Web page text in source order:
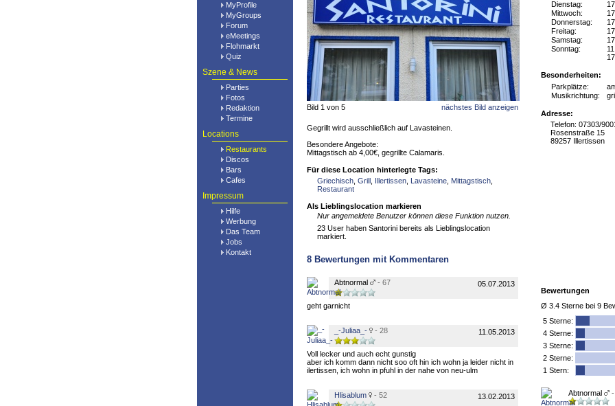
MyProfile
MyGroups
Forum
eMeetings
Flohmarkt
Quiz
Szene & News
Parties
Fotos
Redaktion
Termine
Locations
Restaurants
Discos
Bars
Cafes
Impressum
Hilfe
Werbung
Das Team
Jobs
Kontakt
Dienstag:
Mittwoch:
Donnerstag:
Freitag:
Samstag:
Sonntag:
Besonderheiten:
Parkplätze:
Musikrichtung:
Adresse:
Telefon: 07303/
Rosenstraße 15
89257 Illertissen
Bewertungen
Ø 3.4 Sterne bei 9
5 Sterne:
4 Sterne:
3 Sterne:
2 Sterne:
1 Stern:
Abtnormal
Bild 1 von 5 nächstes Bild anzeigen
Gegrillt wird ausschließlich auf Lavasteinen.
Besondere Angebote:
Mittagstisch ab 4,00€, gegrillte Calamaris.
Für diese Location hinterlegte Tags:
Griechisch Grill Illertissen Lavasteine Mittagstisch
Restaurant
Als Lieblingslocation markieren
Nur angemeldete Benutzer können diese Funktion nutzen.
23 User haben Santorini bereits als Lieblingslocation
markiert.
8 Bewertungen mit Kommentaren
Abtnormal - 67 05.07.2013
geht garnicht
_-Juliaa_- - 28 11.05.2013
Voll lecker und auch echt gunstig
aber ich komm dann nicht soo oft hin ich wohn ja leider nicht in
ilertissen, ich wohn in pfuhl in der nahe von neu-ulm
Hlisablum - 52 13.02.2013